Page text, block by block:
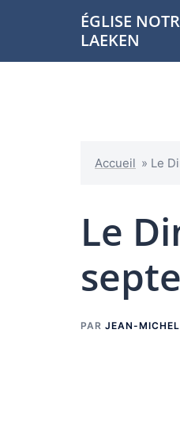
ÉGLISE
LAEKEN
Accueil » Le
Le
PAR JEAN-MICHEL